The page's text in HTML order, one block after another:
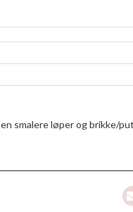
smalere løper og brikke/